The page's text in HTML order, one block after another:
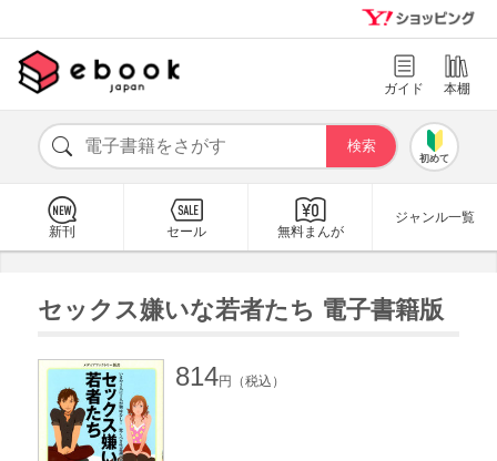
ガイド 本棚
初めて
新刊 セール 無料まんが
ジャンル一覧
セックス嫌いな若者たち 電子書籍版
814円（税込）